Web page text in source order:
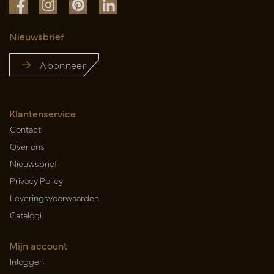
Nieuwsbrief
Abonneer
Klantenservice
Contact
Over ons
Nieuwsbrief
Privacy Policy
Leveringsvoorwaarden
Catalogi
Mijn account
Inloggen